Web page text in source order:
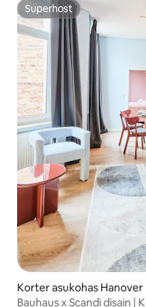
Superhost
Superhost
Korter asukohas Hanover
Bauhaus x Scandi disain |